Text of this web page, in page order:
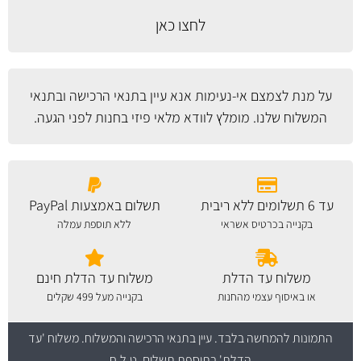
לחצו כאן
על מנת לצמצם אי-נעימות אנא עייןבתנאי הרכישה ובתנאי
המשלוח שלנו. מומלץ לוודא מלאי פיזי בחנות לפני הגעה.
עד 6 תשלומים ללא ריבית
בקנייה בכרטיס אשראי
תשלום באמצעות PayPal
ללא תוספת עמלה
משלוח עד הדלת
או באיסוף עצמי מהחנות
משלוח עד הדלת חינם
בקנייה מעל 499 שקלים
התמונות להמחשה בלבד.עיין בתנאי הרכישה והמשלוח. משלוח 'עד